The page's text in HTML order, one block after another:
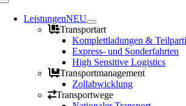
Toggle
NavigationLeistungenNEU
Transportart
Komplettladungen &
Express- und Sonderfahrten
High Sensitive Logistics
Transportmanagement
Zollabwicklung
Transportwege